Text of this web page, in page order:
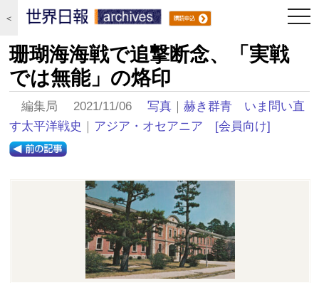
＜
珊瑚海海戦で追撃断念、「実戦
では無能」の烙印
編集局 2021/11/06写真 ｜赫き群青 いま問い直
す太平洋戦史 ｜ アジア・オセアニア [会員向け]